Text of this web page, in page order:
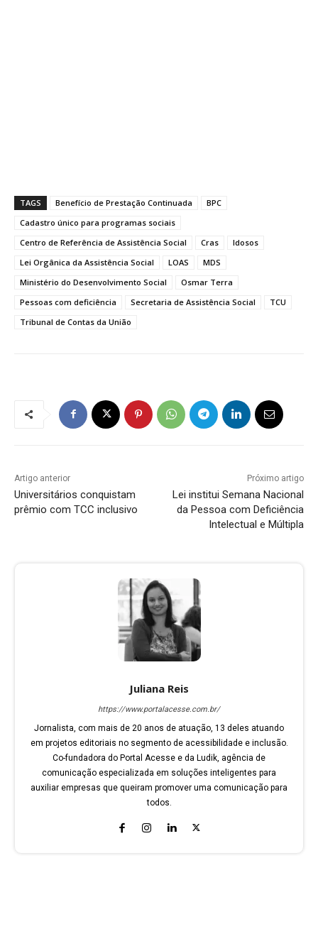
TAGS Benefício de Prestação Continuada
BPC
Cadastro único para programas sociais
Centro de Referência de Assistência Social
Cras
Idosos
Lei Orgânica da Assistência Social
LOAS
MDS
Ministério do Desenvolvimento Social
Osmar Terra
Pessoas com deficiência
Secretaria de Assistência Social
TCU
Tribunal de Contas da União
Artigo anterior
Universitários conquistam
prêmio com TCC inclusivo
Próximo artigo
Lei institui Semana Nacional
da Pessoa com Deficiência
Intelectual e Múltipla
Juliana Reis
https://www.portalacesse.com.br/
Jornalista, com mais de 20 anos de atuação, 13 deles atuando
em projetos editoriais no segmento de acessibilidade e inclusão.
Co-fundadora do Portal Acesse e da Ludik, agência de
comunicação especializada em soluções inteligentes para
auxiliar empresas que queiram promover uma comunicação para
todos.